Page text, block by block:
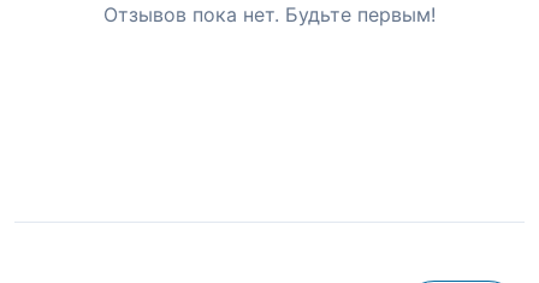
Отзывов пока нет. Будьте первым!